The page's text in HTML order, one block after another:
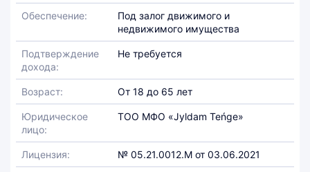
Обеспечение:
Под залог движимого и
недвижимого имущества
Подтверждение
дохода:
Не требуется
Возраст: От 18 до 65 лет
Юридическое
лицо:
ТОО МФО «Jyldam Teńge»
Лицензия: № 05.21.0012.М от 03.06.2021